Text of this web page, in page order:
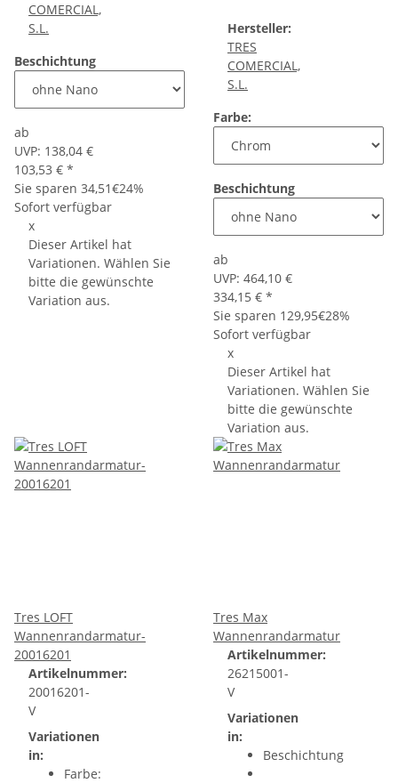
COMERCIAL,
S.L.
Beschichtung
ab
UVP: 138,04 €
103,53 € *
Sie sparen 34,51€24%
Sofort verfügbar
x
Dieser Artikel hat
Variationen. Wählen Sie
bitte die gewünschte
Variation aus.
Hersteller:
TRES
COMERCIAL,
S.L.
Farbe:
Beschichtung
ab
UVP: 464,10 €
334,15 € *
Sie sparen 129,95€28%
Sofort verfügbar
x
Dieser Artikel hat
Variationen. Wählen Sie
bitte die gewünschte
Variation aus.
Tres LOFT
Wannenrandarmatur-
20016201
Artikelnummer:
20016201-
V
Variationen
in:
Farbe:
Tres Max
Wannenrandarmatur
Artikelnummer:
26215001-
V
Variationen
in:
Beschichtung